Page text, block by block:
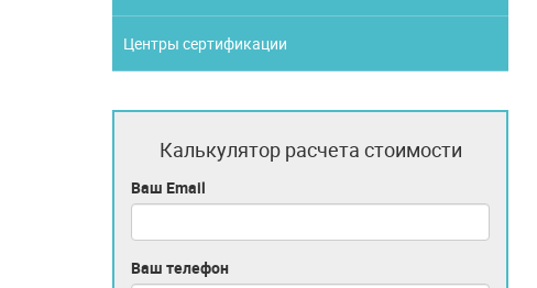
Центры сертификации
Калькулятор расчета стоимости
Ваш Email
Ваш телефон